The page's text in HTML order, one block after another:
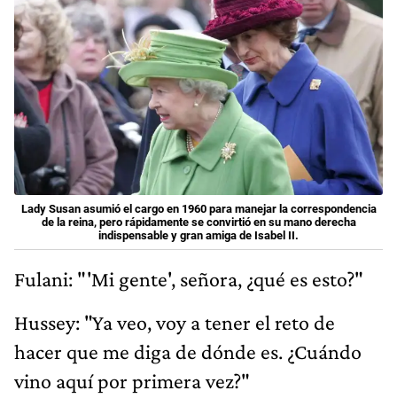
Lady Susan asumió el cargo en 1960 para manejar la correspondencia
de la reina, pero rápidamente se convirtió en su mano derecha
indispensable y gran amiga de Isabel II.
Fulani: "'Mi gente', señora, ¿qué es esto?"
Hussey: "Ya veo, voy a tener el reto de
hacer que me diga de dónde es. ¿Cuándo
vino aquí por primera vez?"